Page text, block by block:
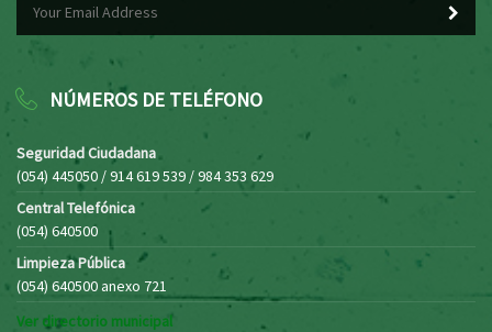
NÚMEROS DE TELÉFONO
Seguridad Ciudadana
(054) 445050 / 914 619 539 / 984 353 629
Central Telefónica
(054) 640500
Limpieza Pública
(054) 640500 anexo 721
Ver directorio municipal